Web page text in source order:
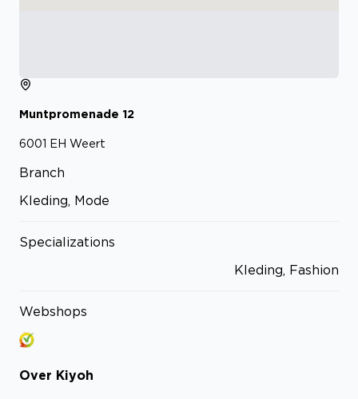
Muntpromenade 12
6001 EH Weert
Branch
Kleding, Mode
Specializations
Kleding, Fashion
Webshops
Over Kiyoh